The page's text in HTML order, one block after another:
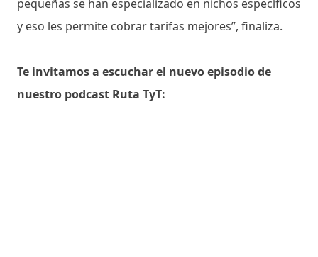
pequeñas se han especializado en nichos específicos
y eso les permite cobrar tarifas mejores”, finaliza.
Te invitamos a escuchar el nuevo episodio de
nuestro podcast Ruta TyT: